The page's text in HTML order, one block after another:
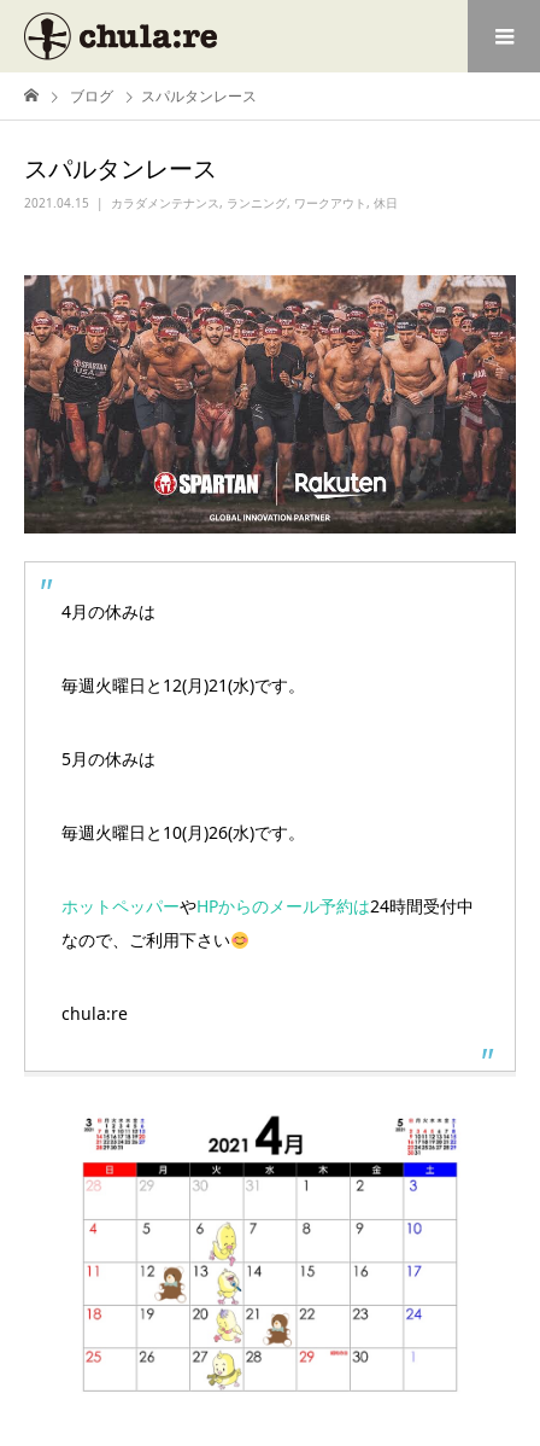
ブログ スパルタンレース
スパルタンレース
2021.04.15 カラダメンテナンス, ランニング, ワークアウト, 休日
4月の休みは
毎週火曜日と12(月)21(水)です。
5月の休みは
毎週火曜日と10(月)26(水)です。
ホットペッパーやHPからのメール予約は24時間受付中
なので、ご利用下さい
chula:re